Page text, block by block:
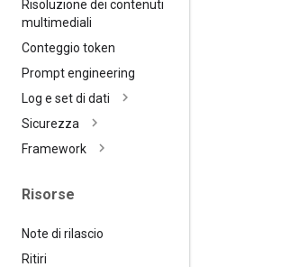
Risoluzione dei contenuti
multimediali
Conteggio token
Prompt engineering
Log e set di dati
Sicurezza
Framework
Risorse
Note di rilascio
Ritiri